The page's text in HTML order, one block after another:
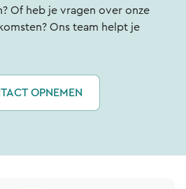
Of heb je vragen over onze
Ons team helpt je
OPNEMEN